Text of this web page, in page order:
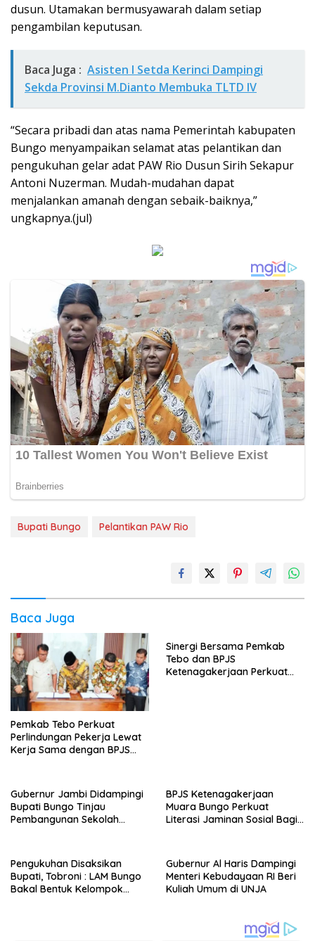
dusun. Utamakan bermusyawarah dalam setiap
pengambilan keputusan.
Baca Juga : Asisten I Setda Kerinci Dampingi
Sekda Provinsi M.Dianto Membuka TLTD IV
“Secara pribadi dan atas nama Pemerintah kabupaten
Bungo menyampaikan selamat atas pelantikan dan
pengukuhan gelar adat PAW Rio Dusun Sirih Sekapur
Antoni Nuzerman. Mudah-mudahan dapat
menjalankan amanah dengan sebaik-baiknya,”
ungkapnya.(jul)
Bupati Bungo Pelantikan PAW Rio
Baca Juga
Pemkab Tebo Perkuat
Perlindungan Pekerja Lewat
Kerja Sama dengan BPJS
Sinergi Bersama Pemkab
Tebo dan BPJS
Ketenagakerjaan Perkuat
Gubernur Jambi Didampingi
Bupati Bungo Tinjau
Pembangunan Sekolah
BPJS Ketenagakerjaan
Muara Bungo Perkuat
Literasi Jaminan Sosial Bagi
Pengukuhan Disaksikan
Bupati, Tobroni : LAM Bungo
Bakal Bentuk Kelompok
Gubernur Al Haris Dampingi
Menteri Kebudayaan RI Beri
Kuliah Umum di UNJA